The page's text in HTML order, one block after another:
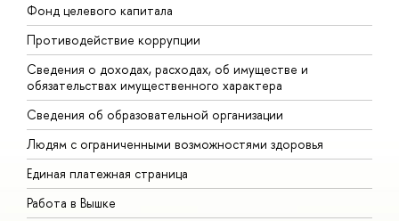
Фонд целевого капитала
Противодействие коррупции
Сведения о доходах, расходах, об имуществе и
обязательствах имущественного характера
Сведения об образовательной организации
Людям с ограниченными возможностями здоровья
Единая платежная страница
Работа в Вышке